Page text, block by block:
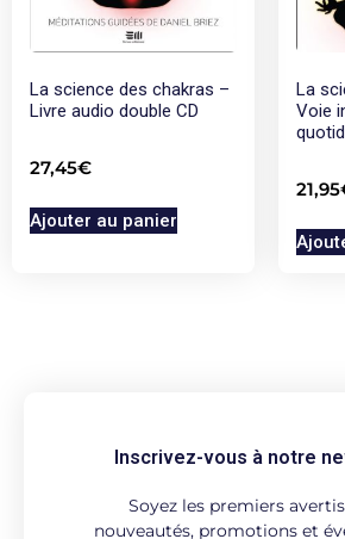
La science des chakras –
Livre audio double CD
27,45€
Ajouter au panier
La
Voie
21,95
Inscrivez-vous à notre
Soyez les premiers
nouveautés, promotions et